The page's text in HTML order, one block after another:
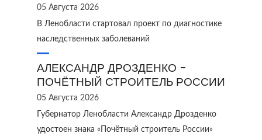
05 Августа 2026
В Ленобласти стартовал проект по диагностике
наследственных заболеваний
АЛЕКСАНДР ДРОЗДЕНКО -
ПОЧЁТНЫЙ СТРОИТЕЛЬ РОССИИ
05 Августа 2026
Губернатор Ленобласти Александр Дрозденко
удостоен знака «Почётный строитель России»